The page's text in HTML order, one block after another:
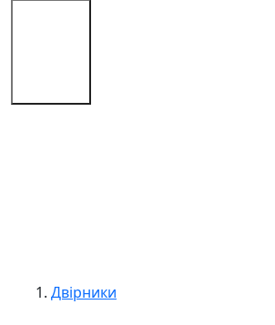
Двірники